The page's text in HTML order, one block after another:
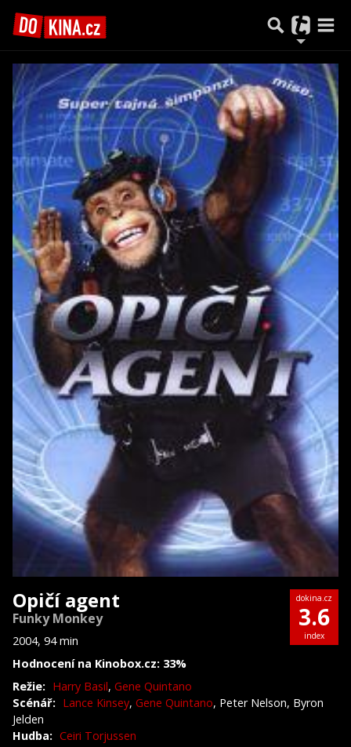
Opičí agent
Funky Monkey
2004, 94 min
Hodnocení na Kinobox.cz: 33%
dokina.cz
3.6
index
Režie: Harry Basil, Gene Quintano
Scénář: Lance Kinsey, Gene Quintano, Peter Nelson, Byron
Jelden
Hudba: Ceiri Torjussen